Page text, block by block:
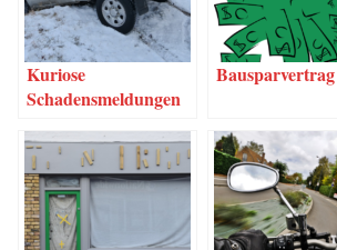
Kurio­se
Schadensmeldungen
Bau­spar­ver­trag